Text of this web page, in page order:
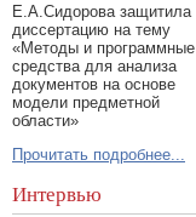
Е.А.Сидорова защитила
диссертацию на тему
«Методы и программные
средства для анализа
документов на основе
модели предметной
области»
Прочитать подробнее...
Интервью